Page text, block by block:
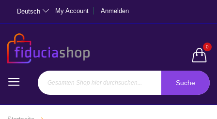
Deutsch My Account Anmelden
0
Suche